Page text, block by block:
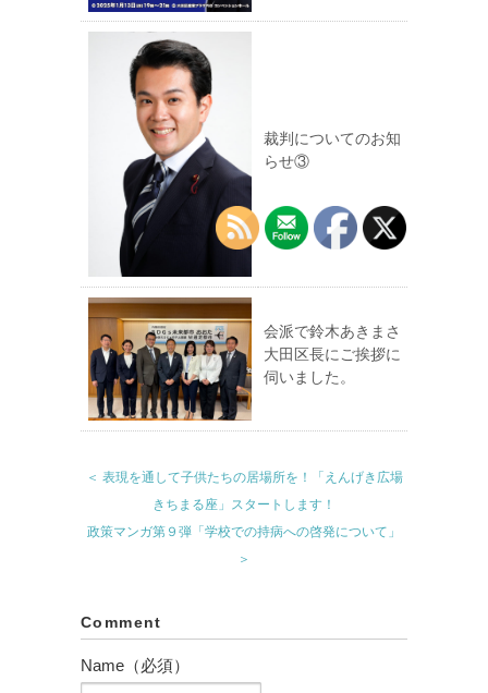
裁判についてのお知
らせ③
会派で鈴木あきまさ
大田区長にご挨拶に
伺いました。
＜ 表現を通して子供たちの居場所を！「えんげき広場
きちまる座」スタートします！
政策マンガ第９弾「学校での持病への啓発について」
＞
Comment
Name（必須）